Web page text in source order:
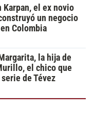
Karpan, el ex novio
un negocio
Colombia
la hija de
el chico que
de Tévez